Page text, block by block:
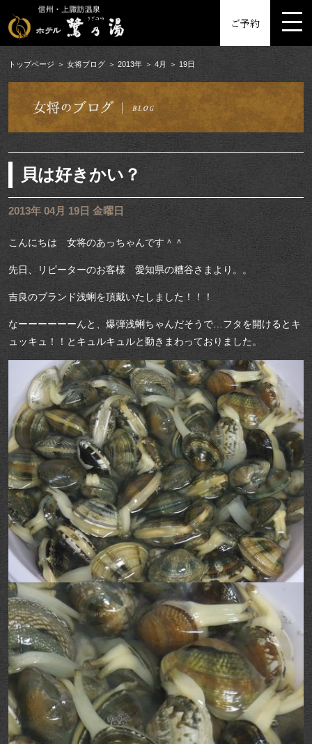
ご予約
トップページ 女将ブログ 2013年 4月 19日
貝は好きかい？
2013年 04月 19日 金曜日
こんにちは 女将のあっちゃんです＾＾
先日、リピーターのお客様 愛知県の糟谷さまより。。
吉良のブランド浅蜊を頂戴いたしました！！！
なーーーーーーんと、爆弾浅蜊ちゃんだそうで…フタを開けるとキ
ュッキュ！！とキュルキュルと動きまわっておりました。